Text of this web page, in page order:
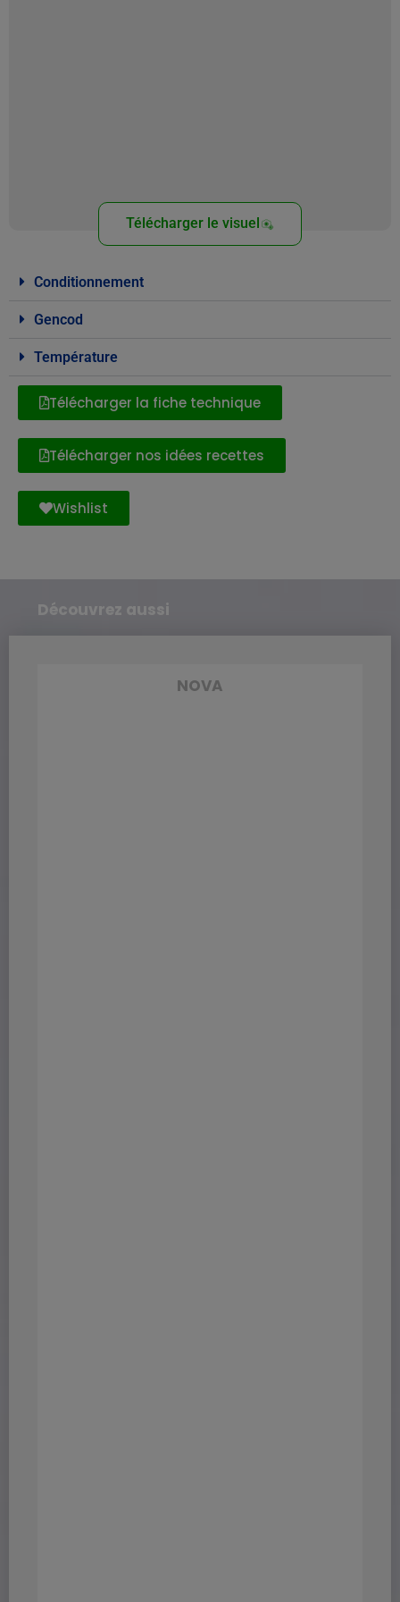
Télécharger le visuel
Conditionnement
Gencod
Température
Télécharger la fiche technique
Télécharger nos idées recettes
Wishlist
Découvrez aussi
NOVA